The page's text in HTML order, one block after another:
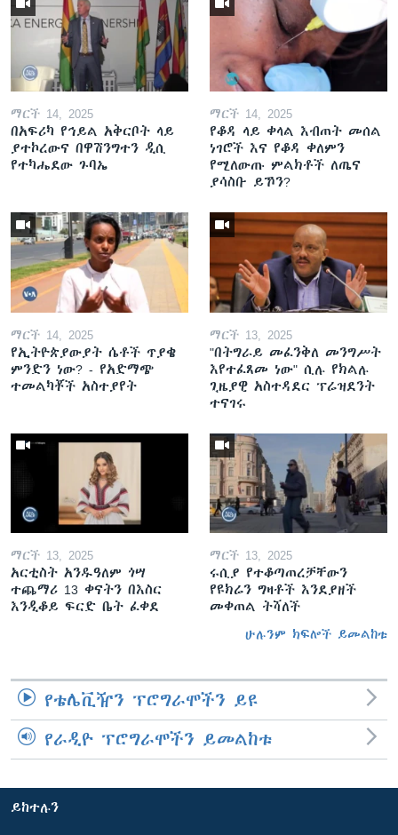
ማርች 14, 2025
በአፍሪካ የኅይል አቅርቦት ላይ
ያተኮረውና በዋሽንግተን ዲሲ
የተካሔደው ጉባኤ
ማርች 14, 2025
የቆዳ ላይ ቀላል እብጠት መሰል
ነገሮች እና የቆዳ ቀለምን
የሚለውጡ ምልክቶች ለጤና
ያሳስቡ ይኾን?
ማርች 14, 2025
የኢትዮጵያውያት ሴቶች ጥያቄ
ምንድን ነው? - የአድማጭ
ተመልካቾች አስተያየት
ማርች 13, 2025
"በትግራይ መፈንቅለ መንግሥት
እየተፈጸመ ነው" ሲሉ የክልሉ
ጊዜያዊ አስተዳደር ፕሬዝደንት
ተናገሩ
ማርች 13, 2025
አርቲስት አንዱዓለም ጎሣ
ተጨማሪ 13 ቀናትን በእስር
እንዲቆይ ፍርድ ቤት ፈቀደ
ማርች 13, 2025
ሩሲያ የተቆጣጠረቻቸውን
የዩክሬን ግዛቶች እንደያዘች
መቀጠል ትሻለች
ሁሉንም ክፍሎች ይመልከቱ
የቴሌቪዥን ፕሮግራሞችን ይዩ
የራዲዮ ፕሮግራሞችን ይመልከቱ
ይከተሉን